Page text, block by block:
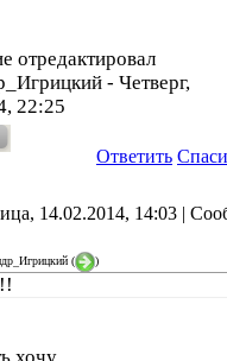
отредактировал
- Четверг,
22:25
Ответить
14.02.2014, 14:03 |
( )